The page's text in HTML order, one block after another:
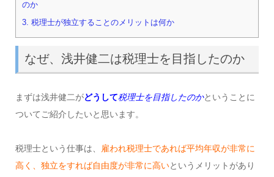
のか
3. 税理士が独立することのメリットは何か
なぜ、浅井健二は税理士を目指したのか
まずは浅井健二がどうして税理士を目指したのかということに
ついてご紹介したいと思います。
税理士という仕事は、
雇われ税理士であれば平均年収が非常に
高く、独立をすれば自由度が非常に高いというメリットがあり